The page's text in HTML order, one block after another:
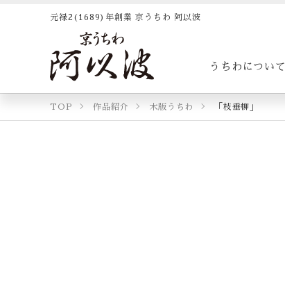
元禄2(1689)年創業 京うちわ 阿以波
うちわについて
TOP 作品紹介 木版うちわ 「枝垂柳」